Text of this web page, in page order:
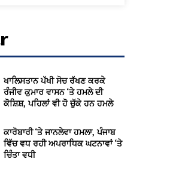
ਖਾਲਿਸਤਾਨ ਪੱਖੀ ਸੋਚ ਰੱਖਣ ਕਰਕੇ
ਰੰਜੀਵ ਕੁਮਾਰ ਵਾਸਨ ‘ਤੇ ਹਮਲੇ ਦੀ
ਕੋਸ਼ਿਸ਼, ਪਹਿਲਾਂ ਵੀ ਹੋ ਚੁੱਕੇ ਹਨ ਹਮਲੇ
ਕਾਰੋਬਾਰੀ ‘ਤੇ ਜਾਨਲੇਵਾ ਹਮਲਾ, ਪੰਜਾਬ
ਵਿੱਚ ਵਧ ਰਹੀ ਅਪਰਾਧਿਕ ਘਟਨਾਵਾਂ ‘ਤੇ
ਚਿੰਤਾ ਵਧੀ